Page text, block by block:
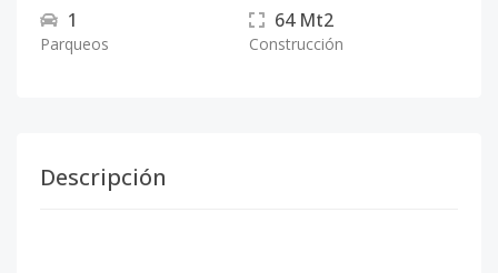
1
Parqueos
64 Mt2
Construcción
Descripción